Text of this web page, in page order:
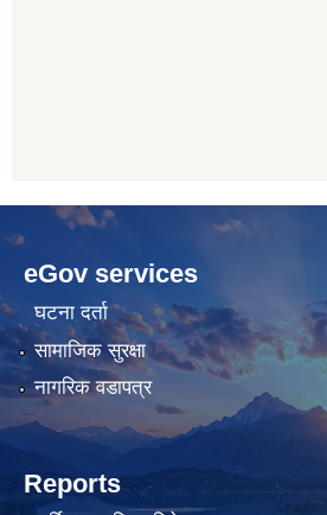
betwild
cratosroyalbet
bahis
siteleri
hdasianporns.net
lunadark.org
bahis
siteleri
eGov services
घटना दर्ता
सामाजिक सुरक्षा
नागरिक वडापत्र
Reports